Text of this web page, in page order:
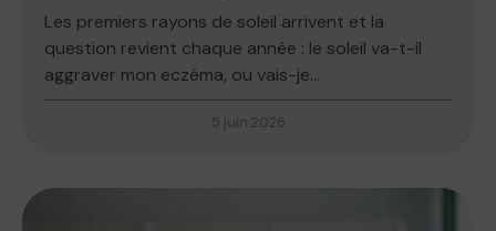
Les premiers rayons de soleil arrivent et la
question revient chaque année : le soleil va-t-il
aggraver mon eczéma, ou vais-je...
5 juin 2026